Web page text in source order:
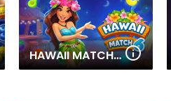
HAWAII MATCH 6